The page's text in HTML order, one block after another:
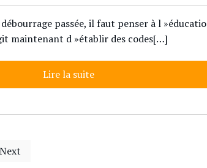
passée, il faut penser à l
maintenant d »établir des codes[…]
Lire la suite
Next